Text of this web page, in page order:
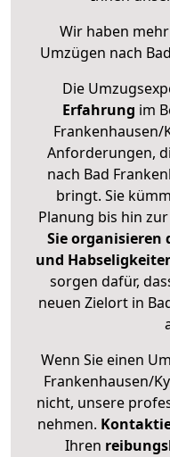
Wir haben
Umzügen nach
Die
Erfahrung im
Anforderungen,
nach Bad
bringt. Sie
Planung bis hin
Sie organisieren
und
sorgen dafür,
neuen Zielort in
Wenn Sie einen
Frankenhausen/
nicht, unsere
nehmen.
Ihren